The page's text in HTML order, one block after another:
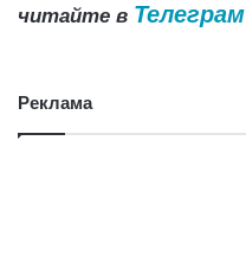
читайте в Телеграм
Реклама